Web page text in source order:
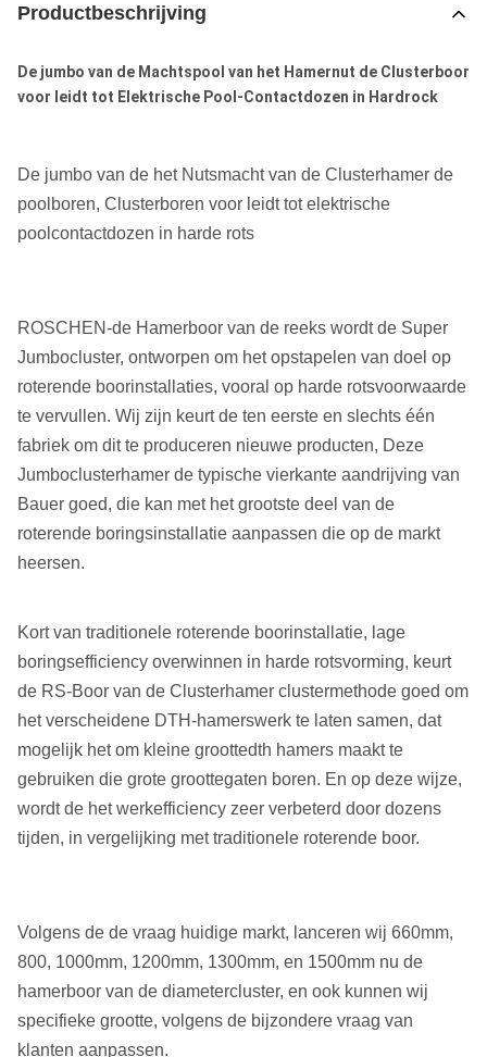
Productbeschrijving
De jumbo van de Machtspool van het Hamernut de Clusterboor
voor leidt tot Elektrische Pool-Contactdozen in Hardrock
De jumbo van de het Nutsmacht van de Clusterhamer de
poolboren, Clusterboren voor leidt tot elektrische
poolcontactdozen in harde rots
ROSCHEN-de Hamerboor van de reeks wordt de Super
Jumbocluster, ontworpen om het opstapelen van doel op
roterende boorinstallaties, vooral op harde rotsvoorwaarde
te vervullen. Wij zijn keurt de ten eerste en slechts één
fabriek om dit te produceren nieuwe producten, Deze
Jumboclusterhamer de typische vierkante aandrijving van
Bauer goed, die kan met het grootste deel van de
roterende boringsinstallatie aanpassen die op de markt
heersen.
Kort van traditionele roterende boorinstallatie, lage
boringsefficiency overwinnen in harde rotsvorming, keurt
de RS-Boor van de Clusterhamer clustermethode goed om
het verscheidene DTH-hamerswerk te laten samen, dat
mogelijk het om kleine groottedth hamers maakt te
gebruiken die grote groottegaten boren. En op deze wijze,
wordt de het werkefficiency zeer verbeterd door dozens
tijden, in vergelijking met traditionele roterende boor.
Volgens de de vraag huidige markt, lanceren wij 660mm,
800, 1000mm, 1200mm, 1300mm, en 1500mm nu de
hamerboor van de diametercluster, en ook kunnen wij
specifieke grootte, volgens de bijzondere vraag van
klanten aanpassen.